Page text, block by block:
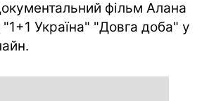
фільм Алана
Україна" "Довга доба" у